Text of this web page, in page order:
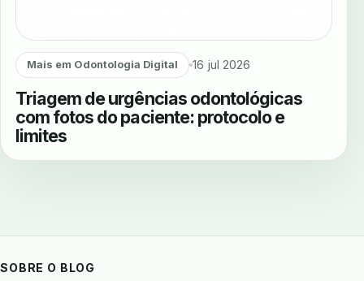
Mais em Odontologia Digital 16 jul 2026
Triagem de urgências odontológicas
com fotos do paciente: protocolo e
limites
SOBRE O BLOG